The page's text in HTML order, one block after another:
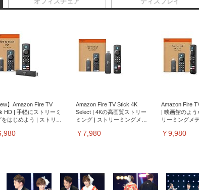
】Amazon Fire TV
HD | 手軽にストリーミ
をはじめよう | ストリー
Amazon Fire TV Stick 4K
Select | 4Kの高画質ストリー
ミング | ストリーミングメデ
￥7,980
Amazon Fire
| 映画館のよう
リーミングメ
￥9,980
オフィスチェア ディスプレイ